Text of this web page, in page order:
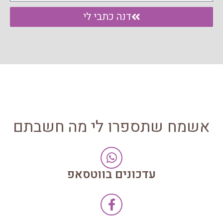
דנה כתבי לי
אשמח שתספרו לי מה חשבתם
עדכונים בווטסאפ